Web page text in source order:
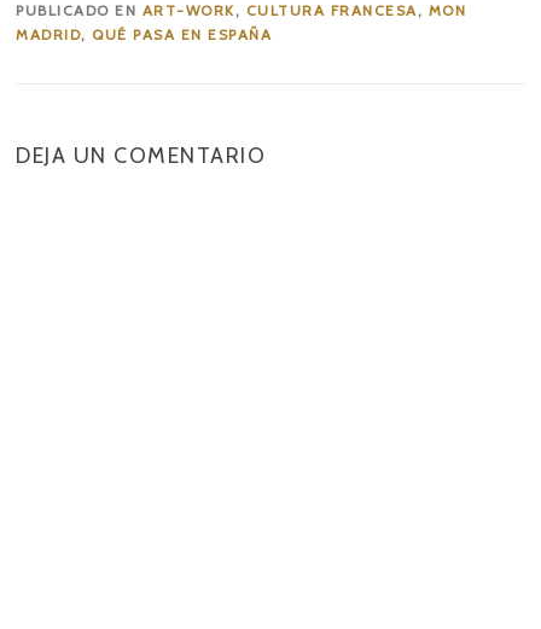
PUBLICADO EN ART-WORK , CULTURA FRANCESA, MON
MADRID, QUÉ PASA EN ESPAÑA
DEJA UN COMENTARIO